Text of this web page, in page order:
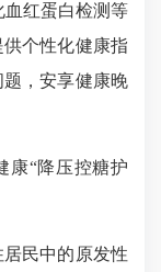
红蛋白检测等
个性化健康指
，安享健康晚
“降压控糖护
民中的原发性